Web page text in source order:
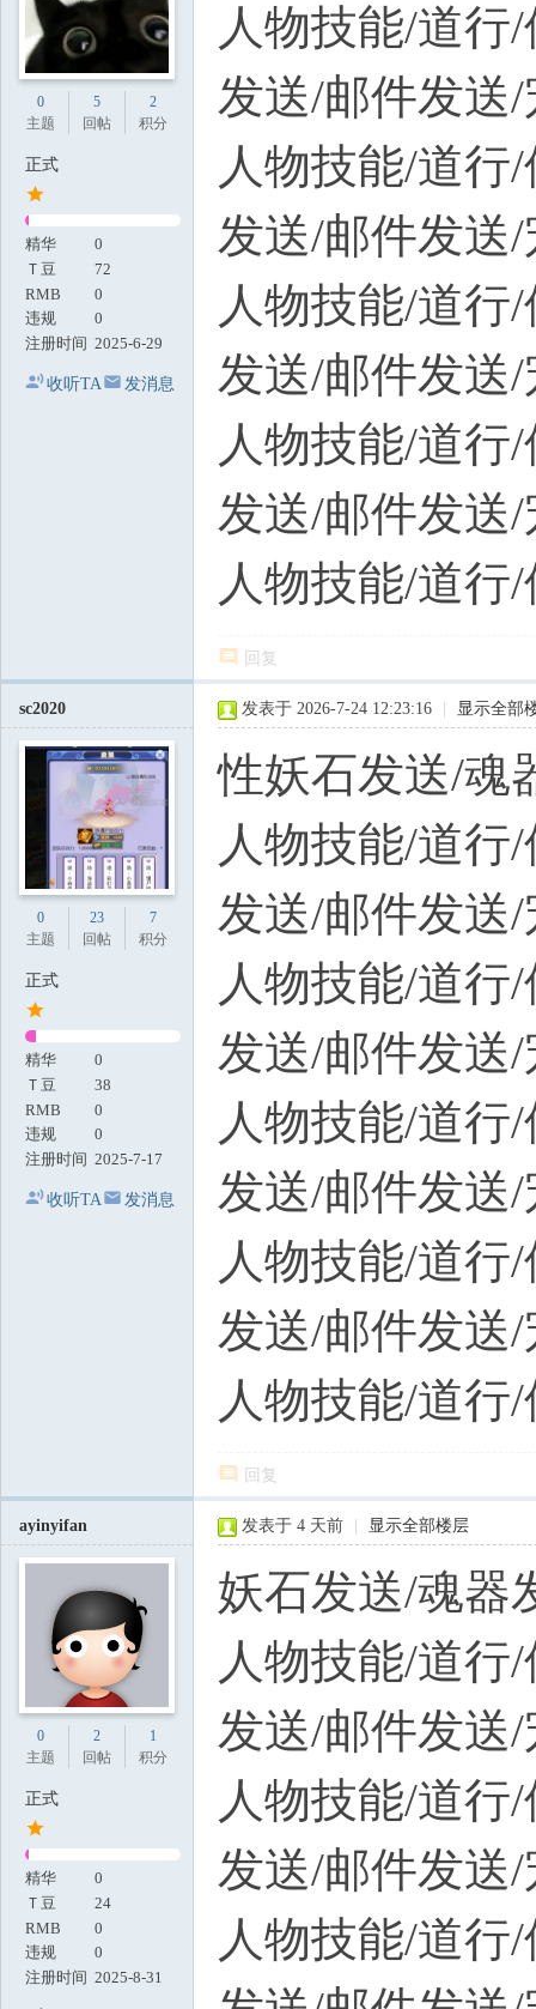
0
主题
5
回帖
2
积分
正式
精华
0
Ｔ豆
72
RMB
0
违规
0
注册时间 2025-6-29
收听TA 发消息
人物技能/道行
发送/邮件发送
人物技能/道行
发送/邮件发送
人物技能/道行
发送/邮件发送
人物技能/道行
发送/邮件发送
人物技能/道行
回复
sc2020
0
主题
23
回帖
7
积分
正式
精华
0
Ｔ豆
38
RMB
0
违规
0
注册时间 2025-7-17
收听TA 发消息
发表于 2026-7-24 12:23:16 显示全部
性妖石发送/魂
人物技能/道行
发送/邮件发送
人物技能/道行
发送/邮件发送
人物技能/道行
发送/邮件发送
人物技能/道行
发送/邮件发送
人物技能/道行
回复
ayinyifan
0
主题
2
回帖
1
积分
正式
精华
0
Ｔ豆
24
RMB
0
违规
0
注册时间 2025-8-31
发表于 4 天前 显示全部楼层
妖石发送/魂器
人物技能/道行
发送/邮件发送
人物技能/道行
发送/邮件发送
人物技能/道行